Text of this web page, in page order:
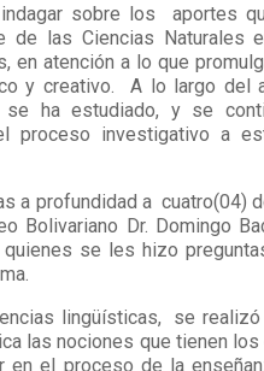
sobre los aportes
las Ciencias Naturales
atención a lo que
y creativo. A lo largo del
ha estudiado, y se
proceso investigativo a
a profundidad a cuatro(04)
Dr. Domingo
se les hizo
lingüísticas, se realizó
las nociones que tienen los
en el proceso de la